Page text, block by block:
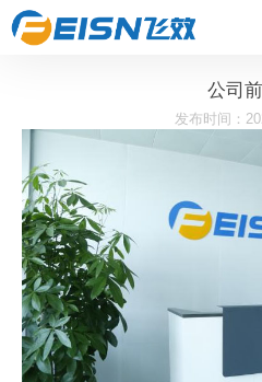
公司
发布时间：